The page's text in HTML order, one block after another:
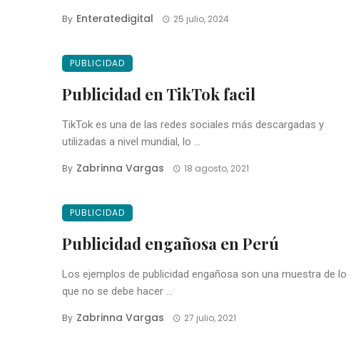
By Enteratedigital 25 julio, 2024
PUBLICIDAD
Publicidad en TikTok facil
TikTok es una de las redes sociales más descargadas y
utilizadas a nivel mundial, lo ...
By Zabrinna Vargas 18 agosto, 2021
PUBLICIDAD
Publicidad engañosa en Perú
Los ejemplos de publicidad engañosa son una muestra de lo
que no se debe hacer ...
By Zabrinna Vargas 27 julio, 2021